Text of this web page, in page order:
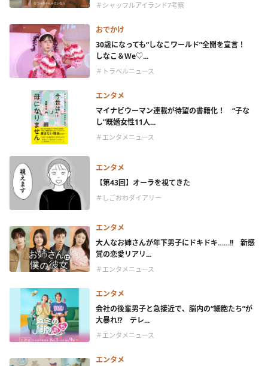
＃シャッフルアイランド7考察
おでかけ
30歳になっても“しなこワールド”全開を宣言！
しなこ＆We♡...
＃トラベルニュース
エンタメ
マイナビウーマン連載が待望の書籍化！ “子な
し”既婚女性11人...
＃エンタメニュース
エンタメ
【第43回】オーラを視てきた
＃しごおわダイアリー
エンタメ
大人なお姉さんが年下男子にドキドキ……!! 新感
覚の恋愛リアリ...
＃エンタメニュース
エンタメ
会社の後輩男子と急接近で、脳内の“細胞たち”が
大暴れ!? テレ...
＃エンタメニュース
エンタメ